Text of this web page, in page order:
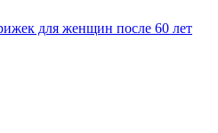
для женщин после 60 лет